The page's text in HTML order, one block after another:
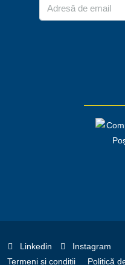
Linkedin
Instagram
Termeni și condiții Politică